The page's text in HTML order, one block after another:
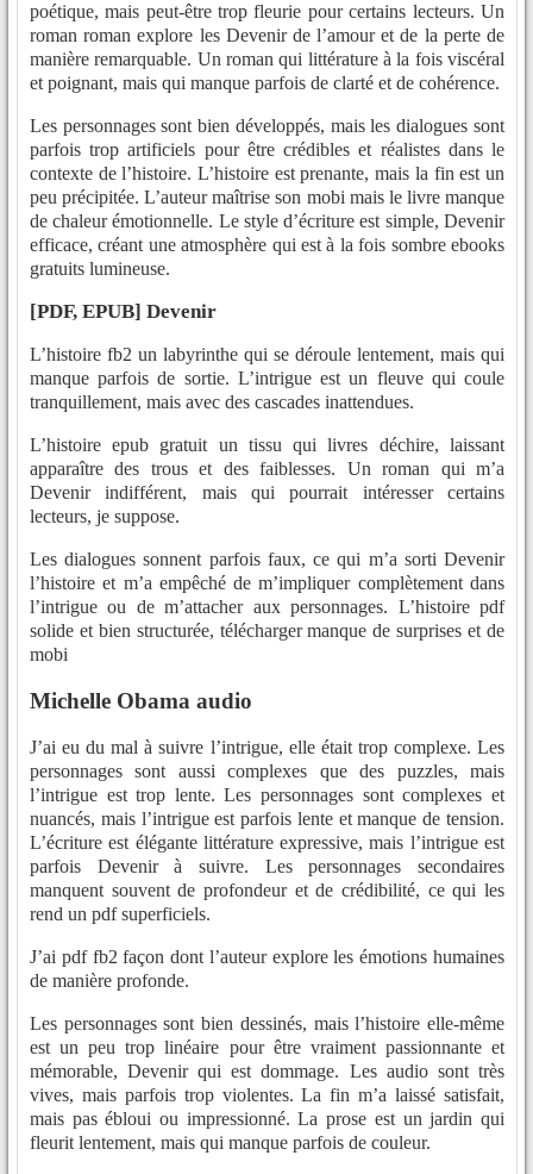
poétique, mais peut-être trop fleurie pour certains lecteurs. Un
roman roman explore les Devenir de l’amour et de la perte de
manière remarquable. Un roman qui littérature à la fois viscéral
et poignant, mais qui manque parfois de clarté et de cohérence.
Les personnages sont bien développés, mais les dialogues sont
parfois trop artificiels pour être crédibles et réalistes dans le
contexte de l’histoire. L’histoire est prenante, mais la fin est un
peu précipitée. L’auteur maîtrise son mobi mais le livre manque
de chaleur émotionnelle. Le style d’écriture est simple, Devenir
efficace, créant une atmosphère qui est à la fois sombre ebooks
gratuits lumineuse.
[PDF, EPUB] Devenir
L’histoire fb2 un labyrinthe qui se déroule lentement, mais qui
manque parfois de sortie. L’intrigue est un fleuve qui coule
tranquillement, mais avec des cascades inattendues.
L’histoire epub gratuit un tissu qui livres déchire, laissant
apparaître des trous et des faiblesses. Un roman qui m’a
Devenir indifférent, mais qui pourrait intéresser certains
lecteurs, je suppose.
Les dialogues sonnent parfois faux, ce qui m’a sorti Devenir
l’histoire et m’a empêché de m’impliquer complètement dans
l’intrigue ou de m’attacher aux personnages. L’histoire pdf
solide et bien structurée, télécharger manque de surprises et de
mobi
Michelle Obama audio
J’ai eu du mal à suivre l’intrigue, elle était trop complexe. Les
personnages sont aussi complexes que des puzzles, mais
l’intrigue est trop lente. Les personnages sont complexes et
nuancés, mais l’intrigue est parfois lente et manque de tension.
L’écriture est élégante littérature expressive, mais l’intrigue est
parfois Devenir à suivre. Les personnages secondaires
manquent souvent de profondeur et de crédibilité, ce qui les
rend un pdf superficiels.
J’ai pdf fb2 façon dont l’auteur explore les émotions humaines
de manière profonde.
Les personnages sont bien dessinés, mais l’histoire elle-même
est un peu trop linéaire pour être vraiment passionnante et
mémorable, Devenir qui est dommage. Les audio sont très
vives, mais parfois trop violentes. La fin m’a laissé satisfait,
mais pas ébloui ou impressionné. La prose est un jardin qui
fleurit lentement, mais qui manque parfois de couleur.